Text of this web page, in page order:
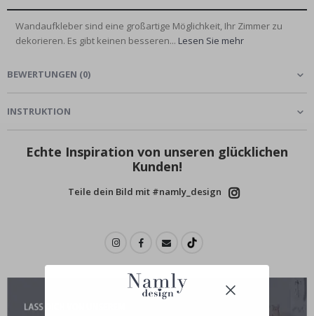
Wandaufkleber sind eine großartige Möglichkeit, Ihr Zimmer zu
dekorieren. Es gibt keinen besseren... Lesen Sie mehr
BEWERTUNGEN (0)
INSTRUKTION
Echte Inspiration von unseren glücklichen
Kunden!
Teile dein Bild mit #namly_design